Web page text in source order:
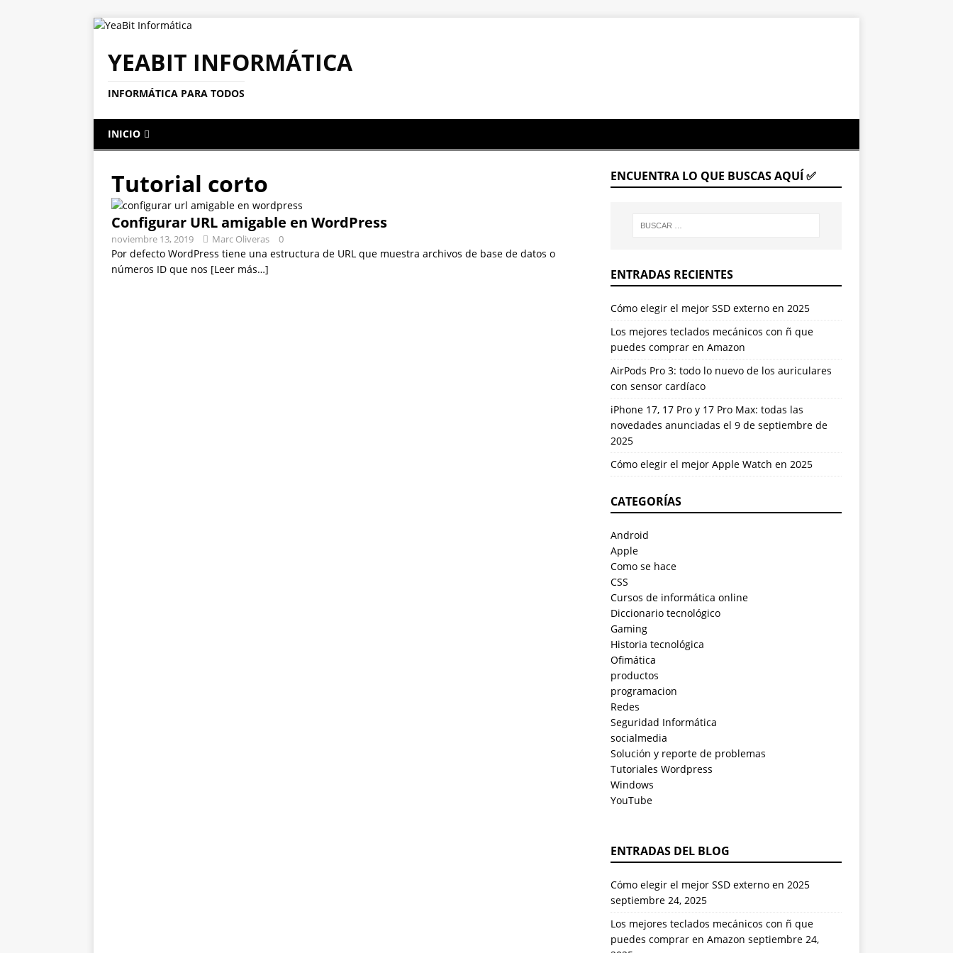
YEABIT INFORMÁTICA
INFORMÁTICA PARA TODOS
INICIO
Tutorial corto
Configurar URL amigable en WordPress
noviembre 13, 2019 Marc Oliveras 0
Por defecto WordPress tiene una estructura de URL que muestra archivos de base de datos o
números ID que nos [Leer más…]
ENCUENTRA LO QUE BUSCAS AQUÍ ✅
ENTRADAS RECIENTES
Cómo elegir el mejor SSD externo en 2025
Los mejores teclados mecánicos con ñ que
puedes comprar en Amazon
AirPods Pro 3: todo lo nuevo de los auriculares
con sensor cardíaco
iPhone 17, 17 Pro y 17 Pro Max: todas las
novedades anunciadas el 9 de septiembre de
2025
Cómo elegir el mejor Apple Watch en 2025
CATEGORÍAS
Android
Apple
Como se hace
CSS
Cursos de informática online
Diccionario tecnológico
Gaming
Historia tecnológica
Ofimática
productos
programacion
Redes
Seguridad Informática
socialmedia
Solución y reporte de problemas
Tutoriales Wordpress
Windows
YouTube
ENTRADAS DEL BLOG
Cómo elegir el mejor SSD externo en 2025
septiembre 24, 2025
Los mejores teclados mecánicos con ñ que
puedes comprar en Amazon septiembre 24,